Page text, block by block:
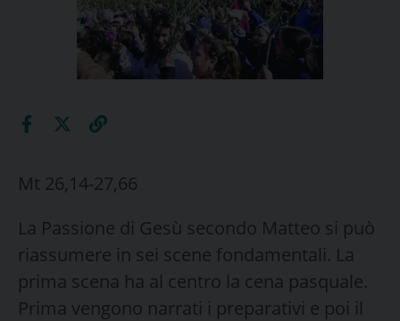
Mt 26,14-27,66
La Passione di Gesù secondo Matteo si può
riassumere in sei scene fondamentali. La
prima scena ha al centro la cena pasquale.
Prima vengono narrati i preparativi e poi il